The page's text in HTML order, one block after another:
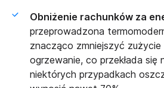
Obniżenie rachunków za
przeprowadzona
znacząco zmniejszyć zużycie
ogrzewanie, co przekłada się
niektórych przypadkach